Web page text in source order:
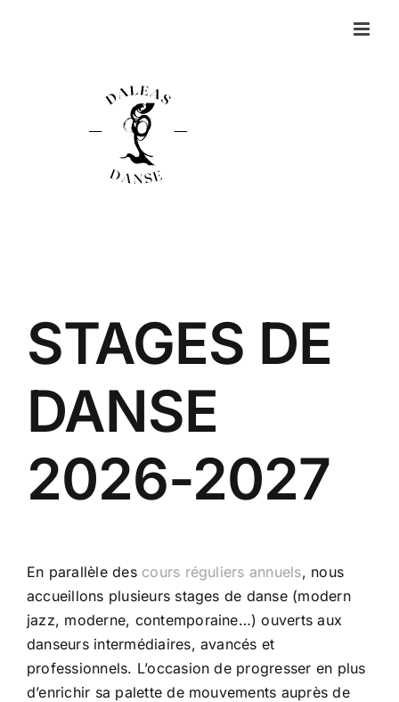
STAGES DE
DANSE
2026-2027
En parallèle des cours réguliers annuels, nous
accueillons plusieurs stages de danse (modern
jazz, moderne, contemporaine…) ouverts aux
danseurs intermédiaires, avancés et
professionnels. L’occasion de progresser en plus
d’enrichir sa palette de mouvements auprès de